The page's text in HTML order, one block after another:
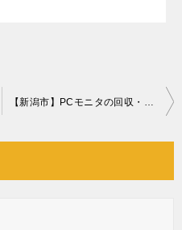
【新潟市】PCモニタの回収・処分ご依頼 お客様の声